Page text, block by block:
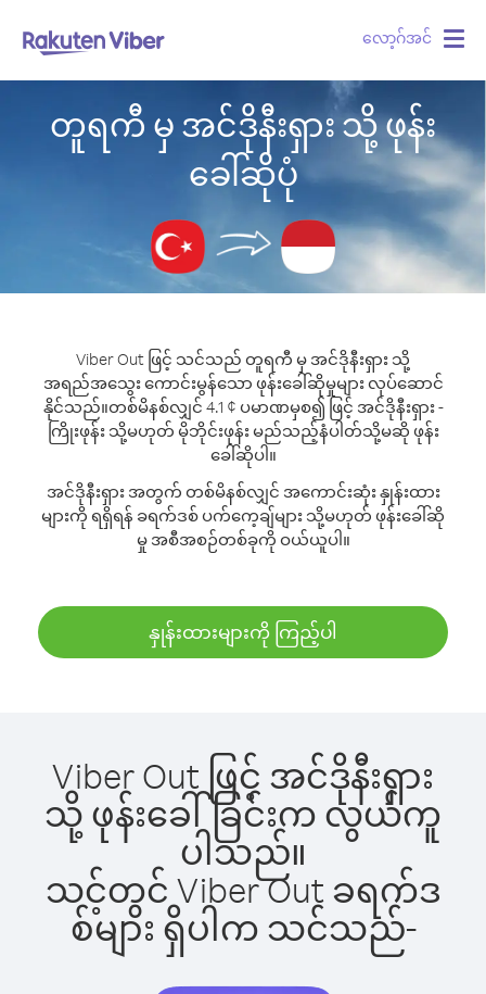
လော့ဂ်အင်
တူရကီ မှ အင်ဒိုနီးရှား သို့ ဖုန်း
ခေါ်ဆိုပုံ
Viber Out ဖြင့် သင်သည် တူရကီ မှ အင်ဒိုနီးရှား သို့
အရည်အသွေး ကောင်းမွန်သော ဖုန်းခေါ်ဆိုမှုများ လုပ်ဆောင်
နိုင်သည်။တစ်မိနစ်လျှင် 4.1 ¢ ပမာဏမှစ၍ ဖြင့် အင်ဒိုနီးရှား -
ကြိုးဖုန်း သို့မဟုတ် မိုဘိုင်းဖုန်း မည်သည့်နံပါတ်သို့မဆို ဖုန်း
ခေါ်ဆိုပါ။
အင်ဒိုနီးရှား အတွက် တစ်မိနစ်လျှင် အကောင်းဆုံး နှုန်းထား
များကို ရရှိရန် ခရက်ဒစ် ပက်ကေ့ချ်များ သို့မဟုတ် ဖုန်းခေါ်ဆို
မှု အစီအစဉ်တစ်ခုကို ဝယ်ယူပါ။
နှုန်းထားများကို ကြည့်ပါ
Viber Out ဖြင့် အင်ဒိုနီးရှား
သို့ ဖုန်းခေါ်ခြင်းက လွယ်ကူ
ပါသည်။
သင့်တွင် Viber Out ခရက်ဒ
စ်များ ရှိပါက သင်သည်-